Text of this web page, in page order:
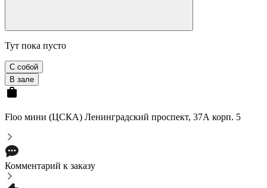
Тут пока пусто
С собой
В зале
Floo мини (ЦСКА) Ленинградский проспект, 37А корп. 5
Комментарий к заказу